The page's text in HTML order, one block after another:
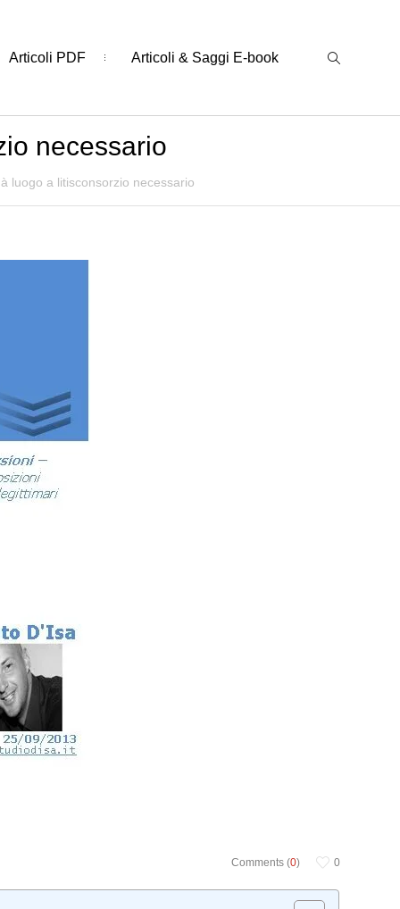
Articoli PDF Articoli & Saggi E-book
necessario
luogo a litisconsorzio necessario
Comments (0) 0